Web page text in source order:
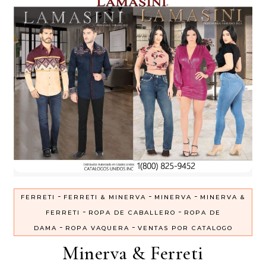
FERRETI - FERRETI & MINERVA - MINERVA - MINERVA &
FERRETI
- ROPA DE CABALLERO - ROPA DE
DAMA - ROPA VAQUERA - VENTAS POR CATALOGO
Minerva & Ferreti